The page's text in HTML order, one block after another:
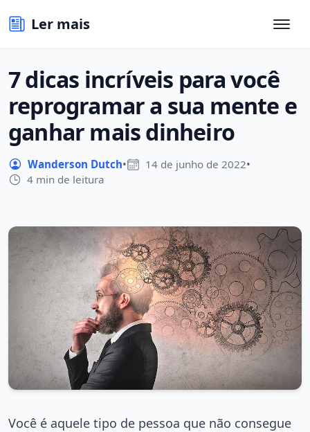
Ler mais
7 dicas incríveis para você
reprogramar a sua mente e
ganhar mais dinheiro
Wanderson Dutch• 14 de junho de 2022•
4 min de leitura
Você é aquele tipo de pessoa que não consegue